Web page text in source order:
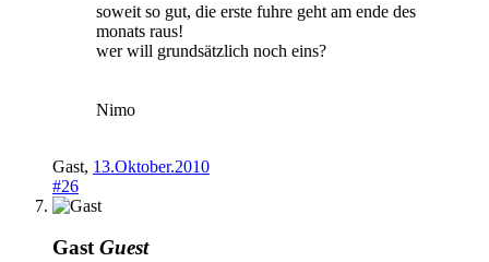
soweit so gut, die erste fuhre geht am ende des
monats raus!
wer will grundsätzlich noch eins?
Nimo
Gast, 13.Oktober.2010
#26
Gast Guest